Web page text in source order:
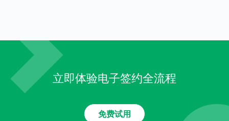
立即体验电子签约全流程
免费试用